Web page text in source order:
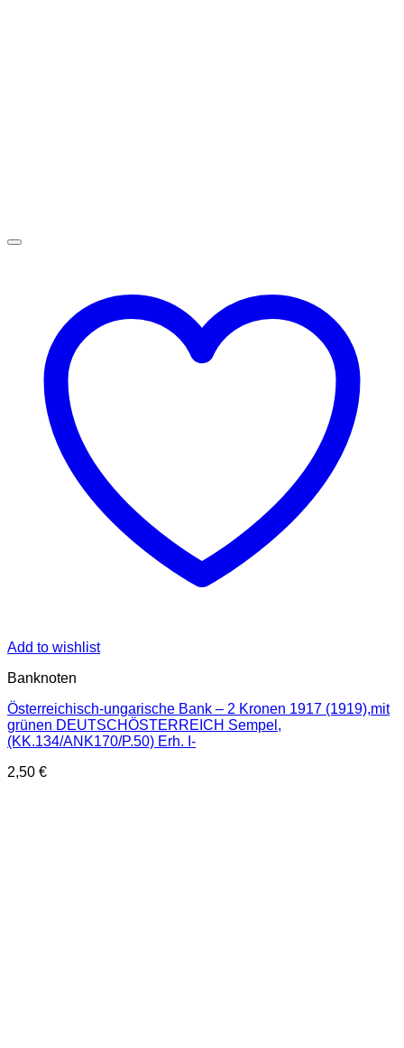
Add to wishlist
Banknoten
Österreichisch-ungarische Bank – 2 Kronen 1917 (1919),mit
grünen DEUTSCHÖSTERREICH Sempel,
(KK.134/ANK170/P.50) Erh. I-
2,50 €